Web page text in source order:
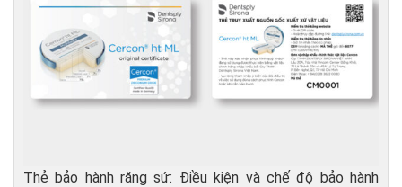
Thẻ bảo hành răng sứ: Điều kiện và chế độ bảo hành